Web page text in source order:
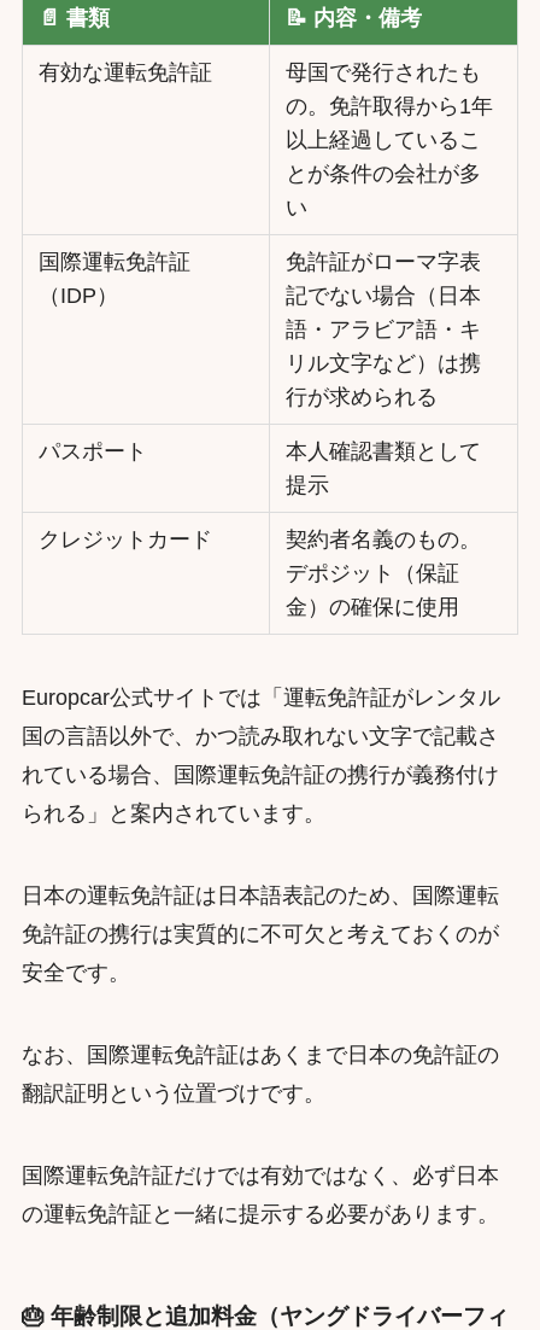
📄 書類 📝 内容・備考
有効な運転免許証
母国で発行されたも
の。免許取得から1年
以上経過しているこ
とが条件の会社が多
い
国際運転免許証
（IDP）
免許証がローマ字表
記でない場合（日本
語・アラビア語・キ
リル文字など）は携
行が求められる
パスポート
本人確認書類として
提示
クレジットカード
契約者名義のもの。
デポジット（保証
金）の確保に使用
Europcar公式サイトでは「運転免許証がレンタル
国の言語以外で、かつ読み取れない文字で記載さ
れている場合、国際運転免許証の携行が義務付け
られる」と案内されています。
日本の運転免許証は日本語表記のため、国際運転
免許証の携行は実質的に不可欠と考えておくのが
安全です。
なお、国際運転免許証はあくまで日本の免許証の
翻訳証明という位置づけです。
国際運転免許証だけでは有効ではなく、必ず日本
の運転免許証と一緒に提示する必要があります。
🎂 年齢制限と追加料金（ヤングドライバーフィ